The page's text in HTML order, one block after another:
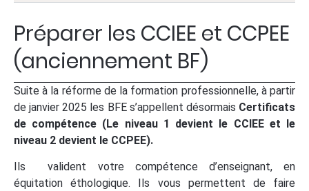
Préparer les CCIEE et CCPEE
(anciennement BF)
Suite à la réforme de la formation professionnelle, à partir
de janvier 2025 les BFE s’appellent désormais Certificats
de compétence (Le niveau 1 devient le CCIEE et le
niveau 2 devient le CCPEE).
Ils valident votre compétence d’enseignant, en
équitation éthologique. Ils vous permettent de faire